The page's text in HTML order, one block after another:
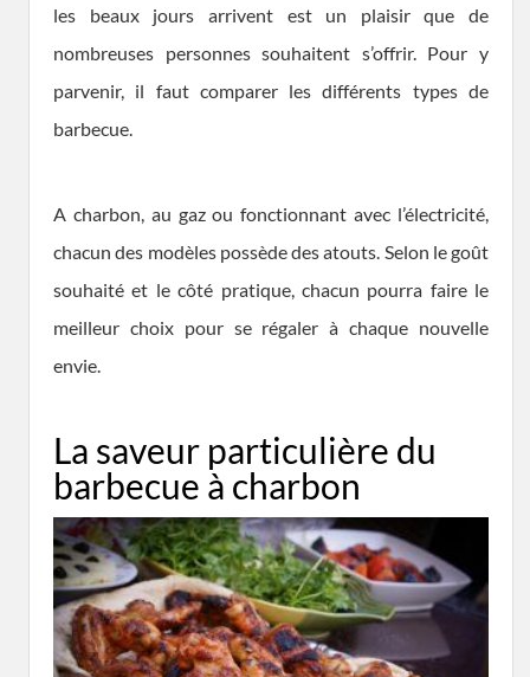
les beaux jours arrivent est un plaisir que de
nombreuses personnes souhaitent s’offrir. Pour y
parvenir, il faut comparer les différents types de
barbecue.
A charbon, au gaz ou fonctionnant avec l’électricité,
chacun des modèles possède des atouts. Selon le goût
souhaité et le côté pratique, chacun pourra faire le
meilleur choix pour se régaler à chaque nouvelle
envie.
La saveur particulière du
barbecue à charbon